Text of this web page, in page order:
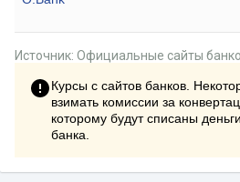
Источник: Официальные сайты
Курсы с сайтов банков.
взимать комиссии за
которому будут списаны
банка.